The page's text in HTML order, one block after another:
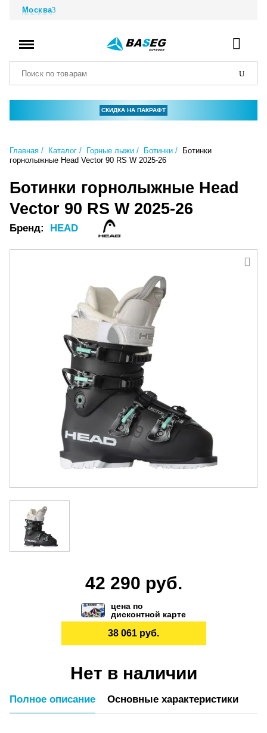
Москва
СКИДКА НА ПАКРАФТ
Главная Каталог Горные лыжи Ботинки
Ботинки
горнолыжные Head Vector 90 RS W 2025-26
Ботинки горнолыжные Head
Vector 90 RS W 2025-26
Бренд: HEAD
42 290 руб.
цена по
дисконтной карте
38 061 руб.
Нет в наличии
Полное описание Основные характеристики